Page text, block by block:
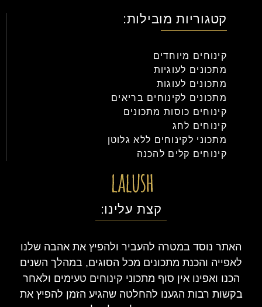
קטגוריות מובילות:
קינוחים מיוחדים
מתכונים לעוגיות
מתכונים לעוגות
מתכונים לקינוחים בריאים
קינוחים כוסות מתכונים
קינוחים לחג
מתכוני לקינוחים ללא גלוטן
קינוחים קלים להכנה
קצת עלינו:
האתר נוסד במטרה להעביר ולהפיץ את אהבה שלנו
לאפייה והכנת מתכונים מכל הסוגים, במהלך השנים
הכנו ואפינו אין סוף מתכוני קינוחים טעימים ולאחר
בקשות רבות הגענו להחלטה שהגיע הזמן להפיץ את